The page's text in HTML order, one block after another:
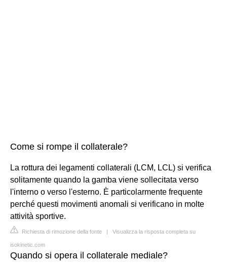
Come si rompe il collaterale?
La rottura dei legamenti collaterali (LCM, LCL) si verifica
solitamente quando la gamba viene sollecitata verso
l'interno o verso l'esterno. È particolarmente frequente
perché questi movimenti anomali si verificano in molte
attività sportive.
Richiesta di rimozione della fonte | Visualizza la risposta completa su
isokinetic.com
Quando si opera il collaterale mediale?